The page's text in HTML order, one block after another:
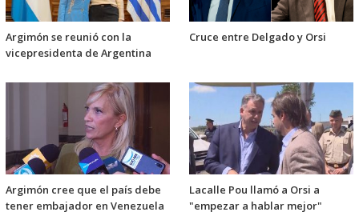
Argimón se reunió con la
vicepresidenta de Argentina
Cruce entre Delgado y Orsi
Argimón cree que el país debe
tener embajador en Venezuela
Lacalle Pou llamó a Orsi a
"empezar a hablar mejor"